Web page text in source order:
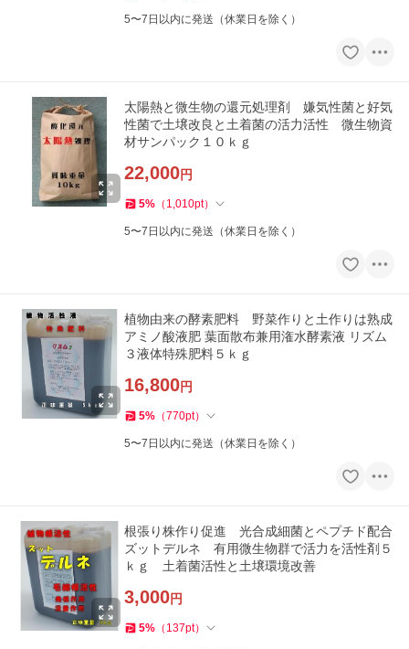
5〜7日以内に発送（休業日を除く）
太陽熱と微生物の還元処理剤 嫌気性菌と好気
性菌で土壌改良と土着菌の活力活性 微生物資
材サンパック１０ｋｇ
22,000円
5% （ 1,010pt）
5〜7日以内に発送（休業日を除く）
植物由来の酵素肥料 野菜作りと土作りは熟成
アミノ酸液肥 葉面散布兼用潅水酵素液 リズム
３液体特殊肥料５ｋｇ
16,800円
5% （770pt）
5〜7日以内に発送（休業日を除く）
根張り株作り促進 光合成細菌とペプチド配合
ズットデルネ 有用微生物群で活力を活性剤５
ｋｇ 土着菌活性と土壌環境改善
3,000円
5% （ 137pt）